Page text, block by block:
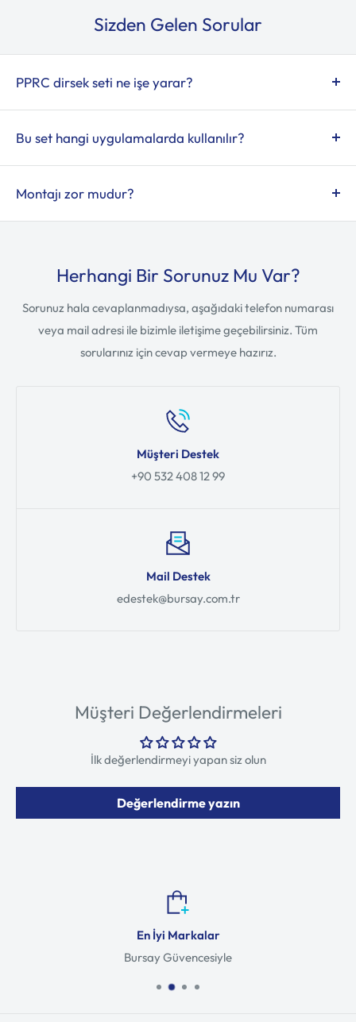
Sizden Gelen Sorular
PPRC dirsek seti ne işe yarar?
PPRC dirsek seti, polipropilen boru hatlarında yön
değişimini sağlayarak tesisat sisteminde akış yönünün 90°
Bu set hangi uygulamalarda kullanılır?
İçme suyu, ısıtma ve soğutma tesisatlarında PPRC boru
sistemlerinde yaygın olarak kullanılır.
Montajı zor mudur?
Uygulama yapılacak boru hattına uygun
yetkili personel tarafından yapılması önerilir.
Herhangi Bir Sorunuz Mu Var?
Sorunuz hala cevaplanmadıysa, aşağıdaki telefon numarası
veya mail adresi ile bizimle iletişime geçebilirsiniz. Tüm
sorularınız için cevap vermeye hazırız.
Müşteri Destek
+90 532 408 12 99
Mail Destek
edestek@bursay.com.tr
Müşteri Değerlendirmeleri
İlk değerlendirmeyi yapan siz olun
Değerlendirme yazın
En İyi Markalar
Bursay Güvencesiyle